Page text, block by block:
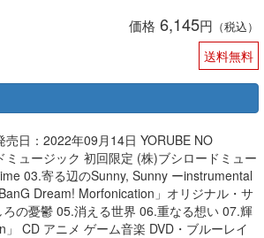
価格 6,145円 （税込）
送料無料
日：2022年09月14日 YORUBE NO
ュージック 初回限定 (株)ブシロードミュー
03.寄る辺のSunny, Sunny ーinstrumental
Dream! Morfonication」オリジナル・サ
の憂鬱 05.消える世界 06.重なる想い 07.輝
CD アニメ ゲーム音楽 DVD・ブルーレイ